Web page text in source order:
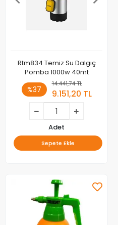
Rtm834 Temiz Su Dalgıç
Pomba 1000w 40mt
%37
14.441,74 TL
9.151,20 TL
Adet
Sepete Ekle